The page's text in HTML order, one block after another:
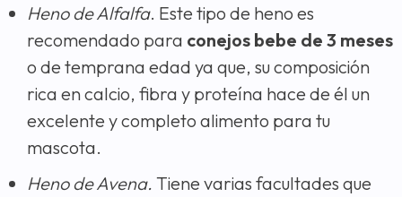
Heno de Alfalfa. Este tipo de heno es
recomendado para conejos bebe de 3 meses
o de temprana edad ya que, su composición
rica en calcio, fibra y proteína hace de él un
excelente y completo alimento para tu
mascota.
Heno de Avena. Tiene varias facultades que